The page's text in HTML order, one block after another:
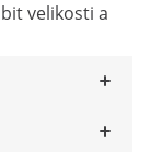
velikosti a